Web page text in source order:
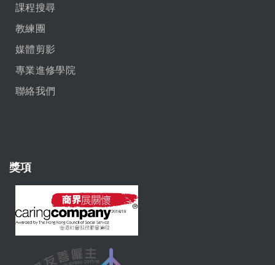
課程搜尋
教練團
媒體剪影
專業進修學院
聯絡我們
獎項